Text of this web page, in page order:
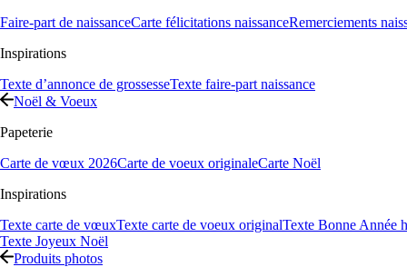
Faire-part de naissanceCarte félicitations naissanceRemerciements
Inspirations
Texte d’annonce de grossesseTexte faire-part naissance
Noël & Voeux
Papeterie
Carte de vœux 2026Carte de voeux originaleCarte Noël
Inspirations
Texte carte de vœuxTexte carte de voeux originalTexte Bonne Année
Texte Joyeux Noël
Produits photos